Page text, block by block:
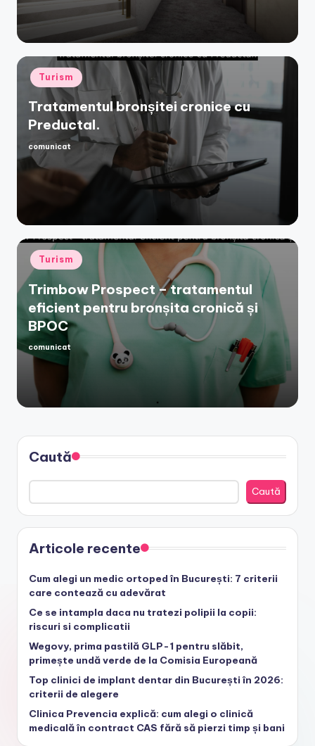
Posted
in
Turism
Tratamentul bronșitei cronice cu
Preductal.
Posted
by
comunicat
Posted
in
Turism
Trimbow Prospect – tratamentul
eficient pentru bronșita cronică și
BPOC
Posted
by
comunicat
Caută
Caută
Articole recente
Cum alegi un medic ortoped în București: 7 criterii
care contează cu adevărat
Ce se intampla daca nu tratezi polipii la copii:
riscuri si complicatii
Wegovy, prima pastilă GLP-1 pentru slăbit,
primește undă verde de la Comisia Europeană
Top clinici de implant dentar din București în 2026:
criterii de alegere
Clinica Prevencia explică: cum alegi o clinică
medicală în contract CAS fără să pierzi timp și bani